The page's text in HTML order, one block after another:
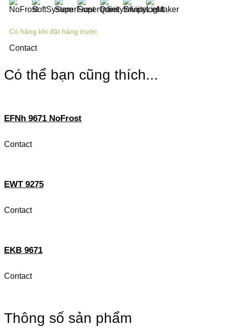
Có hàng khi đặt hàng trước
Contact
Có thể bạn cũng thích...
EFNh 9671 NoFrost
Contact
EWT 9275
Contact
EKB 9671
Contact
Thông số sản phẩm